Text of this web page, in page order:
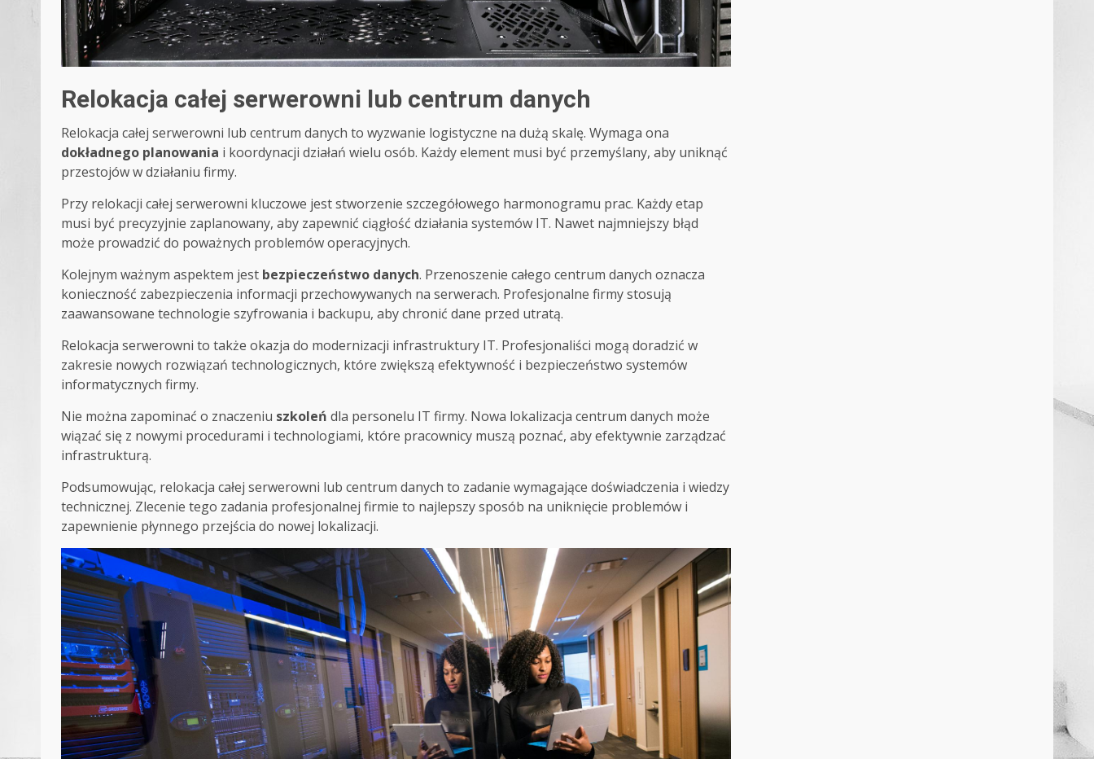
Relokacja całej serwerowni lub centrum danych
Relokacja całej serwerowni lub centrum danych to wyzwanie logistyczne na dużą skalę. Wymaga ona
dokładnego planowania i koordynacji działań wielu osób. Każdy element musi być przemyślany, aby uniknąć
przestojów w działaniu firmy.
Przy relokacji całej serwerowni kluczowe jest stworzenie szczegółowego harmonogramu prac. Każdy etap
musi być precyzyjnie zaplanowany, aby zapewnić ciągłość działania systemów IT. Nawet najmniejszy błąd
może prowadzić do poważnych problemów operacyjnych.
Kolejnym ważnym aspektem jest bezpieczeństwo danych. Przenoszenie całego centrum danych oznacza
konieczność zabezpieczenia informacji przechowywanych na serwerach. Profesjonalne firmy stosują
zaawansowane technologie szyfrowania i backupu, aby chronić dane przed utratą.
Relokacja serwerowni to także okazja do modernizacji infrastruktury IT. Profesjonaliści mogą doradzić w
zakresie nowych rozwiązań technologicznych, które zwiększą efektywność i bezpieczeństwo systemów
informatycznych firmy.
Nie można zapominać o znaczeniu szkoleń dla personelu IT firmy. Nowa lokalizacja centrum danych może
wiązać się z nowymi procedurami i technologiami, które pracownicy muszą poznać, aby efektywnie zarządzać
infrastrukturą.
Podsumowując, relokacja całej serwerowni lub centrum danych to zadanie wymagające doświadczenia i wiedzy
technicznej. Zlecenie tego zadania profesjonalnej firmie to najlepszy sposób na uniknięcie problemów i
zapewnienie płynnego przejścia do nowej lokalizacji.